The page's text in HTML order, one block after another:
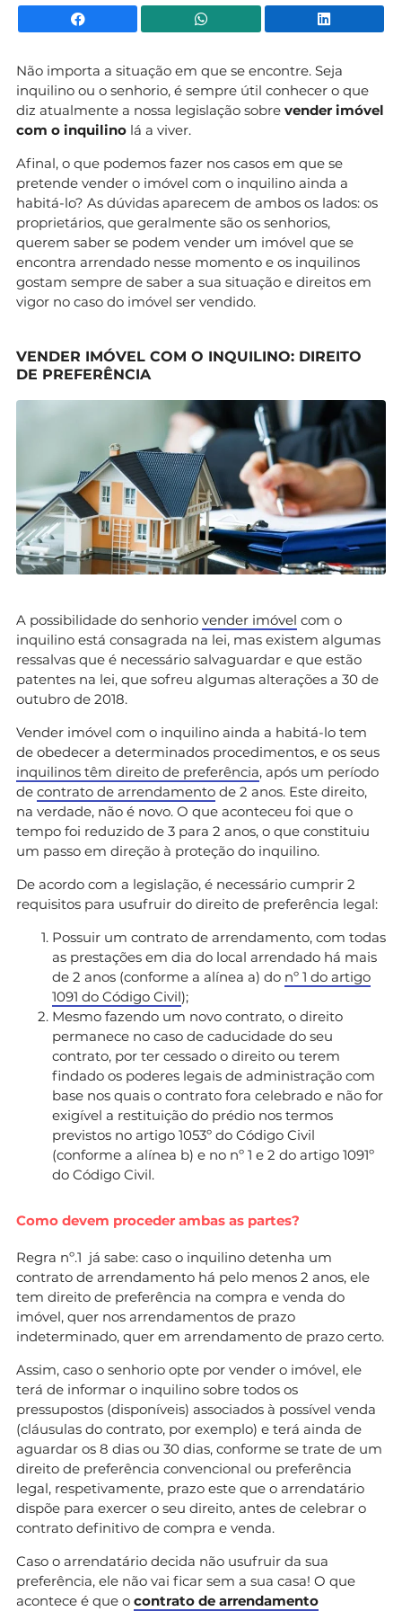
Facebook WhatsApp
Não importa a situação em que se encontre. Seja
inquilino ou o senhorio, é sempre útil conhecer o que
diz atualmente a nossa legislação sobre vender imóvel
com o inquilino lá a viver.
Afinal, o que podemos fazer nos casos em que se
pretende vender o imóvel com o inquilino ainda a
habitá-lo? As dúvidas aparecem de ambos os lados: os
proprietários, que geralmente são os senhorios,
querem saber se podem vender um imóvel que se
encontra arrendado nesse momento e os inquilinos
gostam sempre de saber a sua situação e direitos em
vigor no caso do imóvel ser vendido.
VENDER IMÓVEL COM O INQUILINO: DIREITO
DE PREFERÊNCIA
A possibilidade do senhorio vender imóvel com o
inquilino está consagrada na lei, mas existem algumas
ressalvas que é necessário salvaguardar e que estão
patentes na lei, que sofreu algumas alterações a 30 de
outubro de 2018.
Vender imóvel com o inquilino ainda a habitá-lo tem
de obedecer a determinados procedimentos, e os seus
inquilinos têm direito de preferência, após um período
de contrato de arrendamento de 2 anos. Este direito,
na verdade, não é novo. O que aconteceu foi que o
tempo foi reduzido de 3 para 2 anos, o que constituiu
um passo em direção à proteção do inquilino.
De acordo com a legislação, é necessário cumprir 2
requisitos para usufruir do direito de preferência legal:
Possuir um contrato de arrendamento, com todas
as prestações em dia do local arrendado há mais
de 2 anos (conforme a alínea a) do nº 1 do artigo
1091 do Código Civil);
Mesmo fazendo um novo contrato, o direito
permanece no caso de caducidade do seu
contrato, por ter cessado o direito ou terem
findado os poderes legais de administração com
base nos quais o contrato fora celebrado e não for
exigível a restituição do prédio nos termos
previstos no artigo 1053º do Código Civil
(conforme a alínea b) e no nº 1 e 2 do artigo 1091º
do Código Civil.
Como devem proceder ambas as partes?
Regra nº.1 já sabe: caso o inquilino detenha um
contrato de arrendamento há pelo menos 2 anos, ele
tem direito de preferência na compra e venda do
imóvel, quer nos arrendamentos de prazo
indeterminado, quer em arrendamento de prazo certo.
Assim, caso o senhorio opte por vender o imóvel, ele
terá de informar o inquilino sobre todos os
pressupostos (disponíveis) associados à possível venda
(cláusulas do contrato, por exemplo) e terá ainda de
aguardar os 8 dias ou 30 dias, conforme se trate de um
direito de preferência convencional ou preferência
legal, respetivamente, prazo este que o arrendatário
dispõe para exercer o seu direito, antes de celebrar o
contrato definitivo de compra e venda.
Caso o arrendatário decida não usufruir da sua
preferência, ele não vai ficar sem a sua casa! O que
acontece é que o contrato de arrendamento